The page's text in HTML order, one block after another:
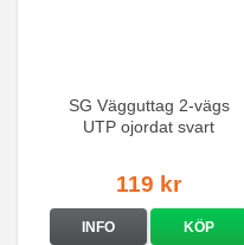
SG Vägguttag 2-vägs
UTP ojordat svart
119 kr
INFO KÖP